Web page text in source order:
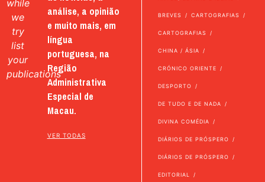
while
we
try
list
your
publications
análise, a opinião
e muito mais, em
língua
portuguesa, na
Região
Administrativa
Especial de
Macau.
VER TODAS
BREVES CARTOGRAFIAS
CARTOGRAFIAS
CHINA / ÁSIA
CRÓNICO ORIENTE
DESPORTO
DE TUDO E DE NADA
DIVINA COMÉDIA
DIÁRIOS DE PRÓSPERO
DIÁRIOS DE PRÓSPERO
EDITORIAL